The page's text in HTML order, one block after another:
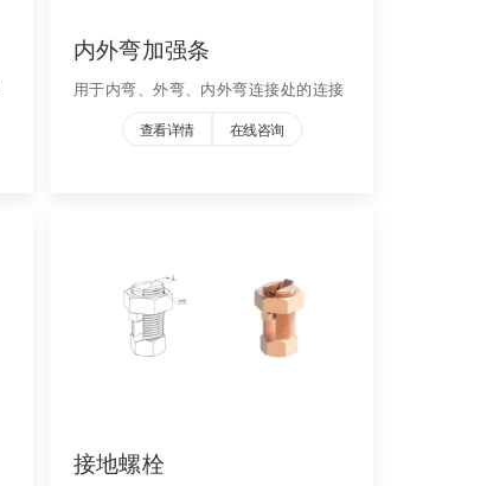
内外弯加强条
用于内弯、外弯、内外弯连接处的连接
查看详情 在线咨询
接地螺栓